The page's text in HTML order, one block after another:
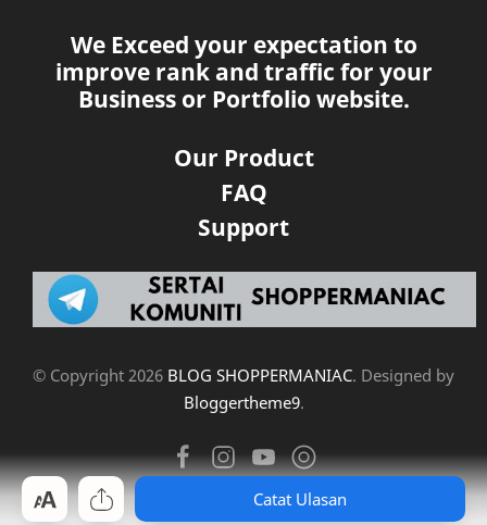
Catat Ulasan
We Exceed your expectation to
improve rank and traffic for your
Business or Portfolio website.
Our Product
FAQ
Support
© Copyright 2026 BLOG SHOPPERMANIAC. Designed by
Bloggertheme9.